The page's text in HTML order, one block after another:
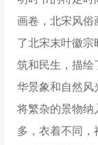
画卷，北宋风俗
了北宋末叶徽宗
筑和民生，描绘
华景象和自然风
将繁杂的景物纳
多，衣着不同，